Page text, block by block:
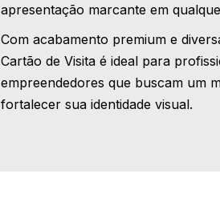
apresentação marcante em
Com acabamento premium e
Cartão de Visita é ideal para
empreendedores que buscam um
fortalecer sua identidade visual.